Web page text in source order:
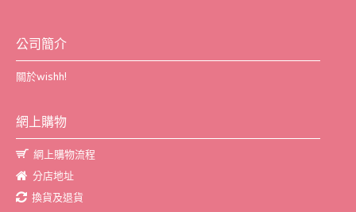
公司簡介
關於wishh!
網上購物
網上購物流程
分店地址
換貨及退貨